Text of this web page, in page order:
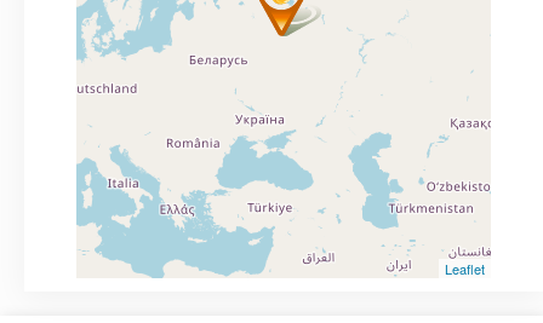
Leaflet